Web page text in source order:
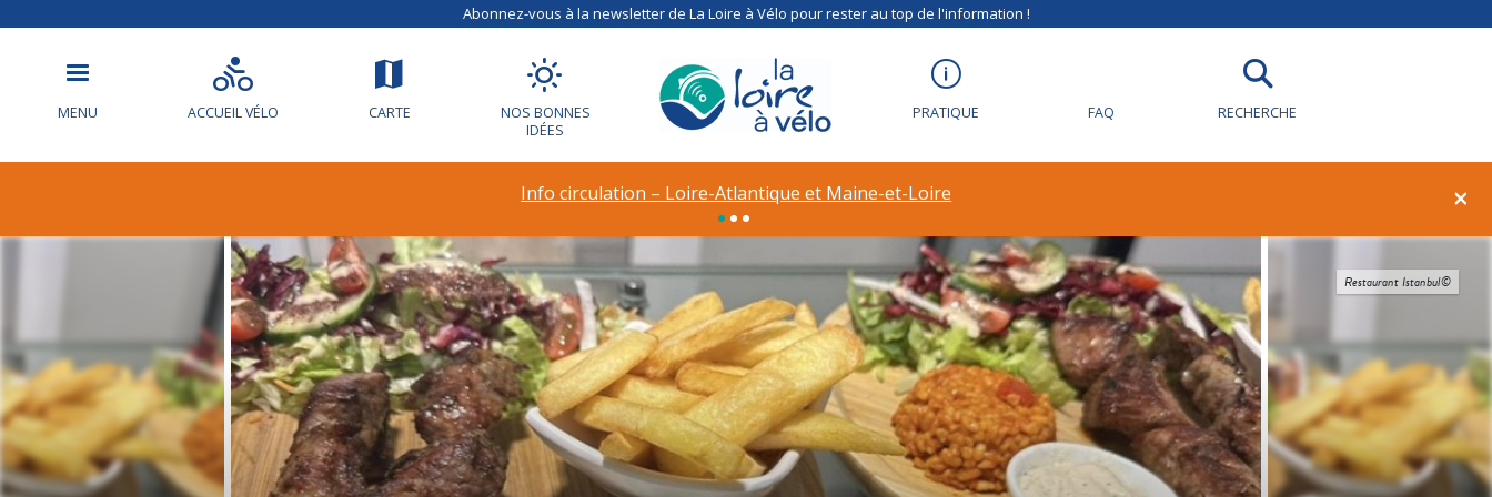
Abonnez-vous à la newsletter de La Loire à Vélo pour rester au top de l'information !
MENU ACCUEIL VÉLO CARTE
NOS BONNES
IDÉES
PRATIQUE FAQ RECHERCHE
×
Info circulation – Loire-Atlantique et Maine-et-Loire
Restaurant Istanbul©